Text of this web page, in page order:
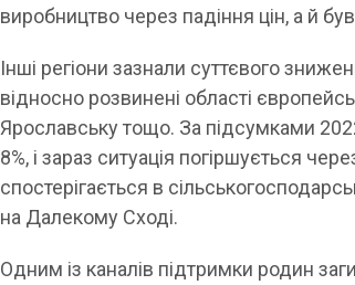
виробництво через падіння цін, а й
Інші регіони зазнали суттєвого
відносно розвинені області
Ярославську тощо. За підсумками
8%, і зараз ситуація погіршується
спостерігається в
на Далекому Сході.
Одним із каналів підтримки родин